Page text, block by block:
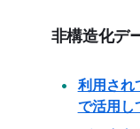
非構造化デ
利用され
で活用し